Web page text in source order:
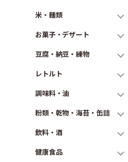
米・麺類
お菓子・デザート
豆腐・納豆・練物
レトルト
調味料・油
粉類・乾物・海苔・缶詰
飲料・酒
健康食品